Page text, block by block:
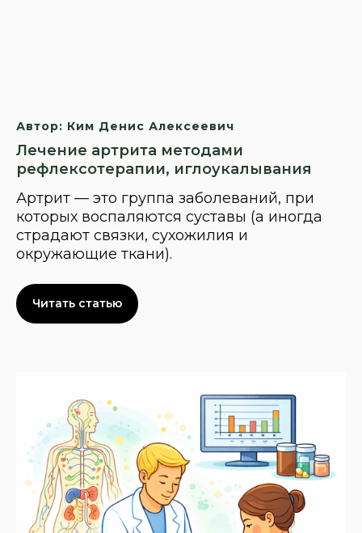
Автор: Ким Денис Алексеевич
Лечение артрита методами
рефлексотерапии, иглоукалывания
Артрит — это группа заболеваний, при
которых воспаляются суставы (а иногда
страдают связки, сухожилия и
окружающие ткани).
Читать статью